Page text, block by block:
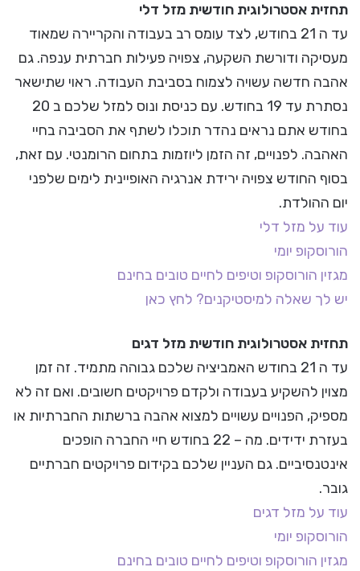
תחזית אסטרולוגית חודשית מזל דלי
עד ה 21 בחודש, לצד עומס רב בעבודה והקריירה שמאוד
מעסיקה ודורשת השקעה, צפויה פעילות חברתית ענפה. גם
אהבה חדשה עשויה לצמוח בסביבת העבודה. ראוי שתישאר
נסתרת עד 19 בחודש. עם כניסת ונוס למזל שלכם ב 20
בחודש אתם נראים נהדר תוכלו לשתף את הסביבה בחיי
האהבה. לפנויים, זה הזמן ליוזמות בתחום הרומנטי. עם זאת,
בסוף החודש צפויה ירידת אנרגיה האופיינית לימים שלפני
יום ההולדת.
עוד על מזל דלי
הורוסקופ יומי
מגזין הורוסקופ וטיפים לחיים טובים בחינם
יש לך שאלה למיסטיקנים? לחץ כאן
תחזית אסטרולוגית חודשית מזל דגים
עד ה 21 בחודש האמביציה שלכם גבוהה מתמיד. זה זמן
מצוין להשקיע בעבודה ולקדם פרויקטים חשובים. ואם זה לא
מספיק, הפנויים עשויים למצוא אהבה ברשתות החברתיות או
בעזרת ידידים. מה – 22 בחודש חיי החברה הופכים
אינטנסיביים. גם העניין שלכם בקידום פרויקטים חברתיים
גובר.
עוד על מזל דגים
הורוסקופ יומי
מגזין הורוסקופ וטיפים לחיים טובים בחינם